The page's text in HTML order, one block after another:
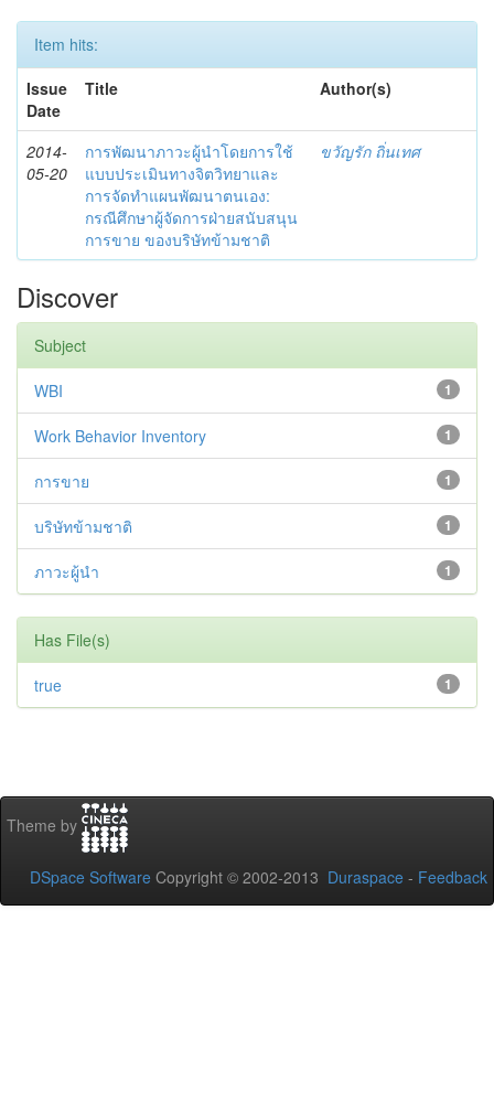
Item hits:
Issue
Date
Title Author(s)
2014-
05-20
การพัฒนาภาวะผู้นำโดยการใช้
แบบประเมินทางจิตวิทยาและ
การจัดทำแผนพัฒนาตนเอง:
กรณีศึกษาผู้จัดการฝ่ายสนับสนุน
การขาย ของบริษัทข้ามชาติ
ขวัญรัก ถิ่นเทศ
Discover
Subject
1
WBI
1
Work Behavior Inventory
1
การขาย
1
บริษัทข้ามชาติ
1
ภาวะผู้นำ
Has File(s)
1
true
Theme by
DSpace Software Copyright © 2002-2013 Duraspace - Feedback